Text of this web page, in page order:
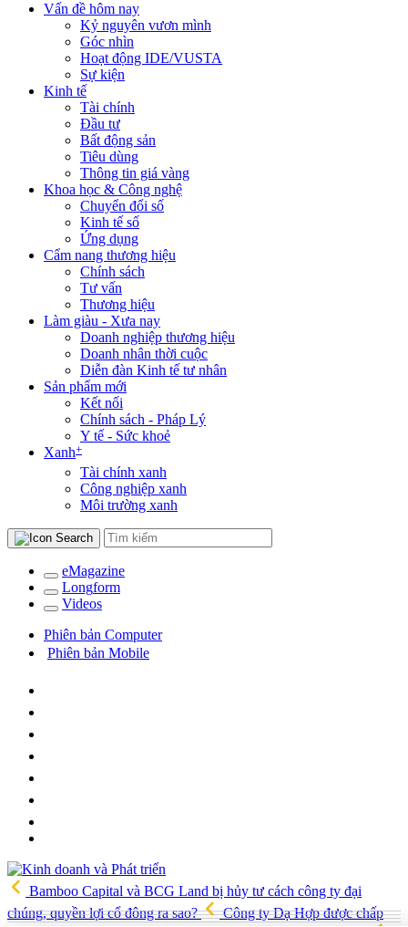
Vấn đề hôm nay
Kỷ nguyên vươn mình
Góc nhìn
Hoạt động IDE/VUSTA
Sự kiện
Kinh tế
Tài chính
Đầu tư
Bất động sản
Tiêu dùng
Thông tin giá vàng
Khoa học & Công nghệ
Chuyển đổi số
Kinh tế số
Ứng dụng
Cẩm nang thương hiệu
Chính sách
Tư vấn
Thương hiệu
Làm giàu - Xưa nay
Doanh nghiệp thương hiệu
Doanh nhân thời cuộc
Diễn đàn Kinh tế tư nhân
Sản phẩm mới
Kết nối
Chính sách - Pháp Lý
Y tế - Sức khoẻ
Xanh+
Tài chính xanh
Công nghiệp xanh
Môi trường xanh
eMagazine
Longform
Videos
Phiên bản Computer
Phiên bản Mobile
Bamboo Capital và BCG Land bị hủy tư cách công ty đại
chúng, quyền lợi cổ đông ra sao?
Công ty Dạ Hợp được chấp